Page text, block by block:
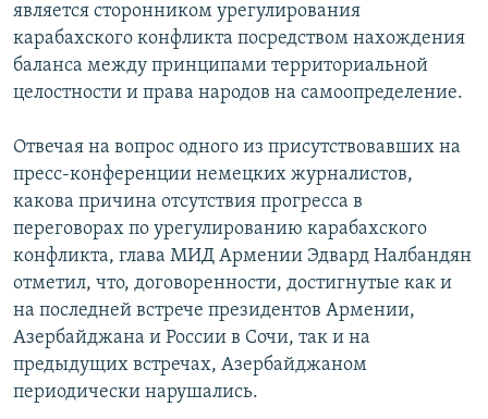
является сторонником урегулирования
карабахского конфликта посредством нахождения
баланса между принципами территориальной
целостности и права народов на самоопределение.
Отвечая на вопрос одного из присутствовавших на
пресс-конференции немецких журналистов,
какова причина отсутствия прогресса в
переговорах по урегулированию карабахского
конфликта, глава МИД Армении Эдвард Налбандян
отметил, что, договоренности, достигнутые как и
на последней встрече президентов Армении,
Азербайджана и России в Сочи, так и на
предыдущих встречах, Азербайджаном
периодически нарушались.